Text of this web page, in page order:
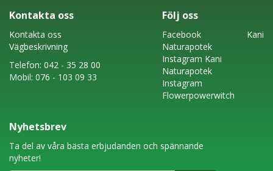
Kontakta oss
Kontakta oss
Vägbeskrivning
Telefon: 042 - 35 28 00
Mobil: 076 - 103 09 33
Följ oss
FacebookKani
Naturapotek
Instagram Kani
Naturapotek
Instagram
Flowerpowerwitch
Nyhetsbrev
Ta del av våra bästa erbjudanden och spännande
nyheter!